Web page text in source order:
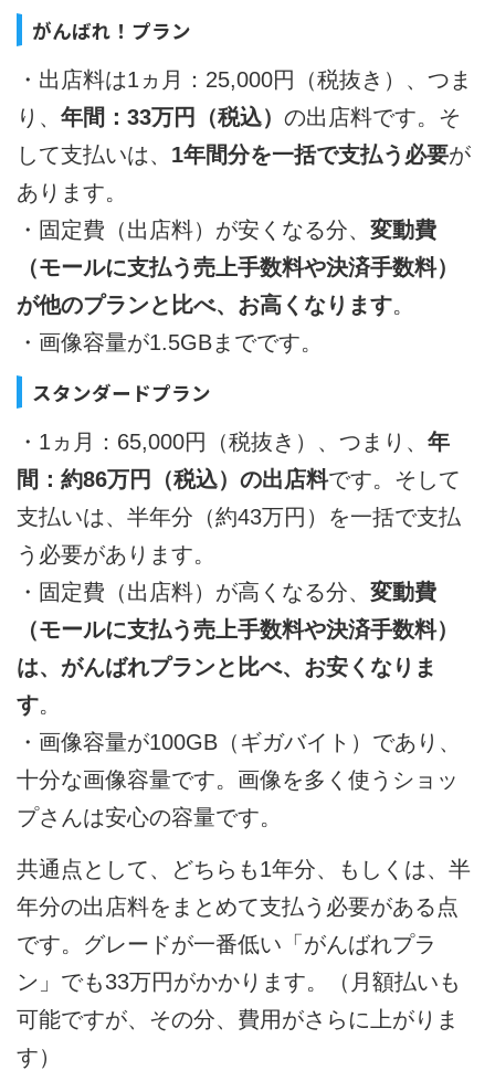
がんばれ！プラン
・出店料は1ヵ月：25,000円（税抜き）、つま
り、 年間：33万円（税込） の出店料です。そ
して支払いは、 1年間分を一括で支払う必要が
あります。
・固定費（出店料）が安くなる分、 変動費
（モールに支払う売上手数料や決済手数料）
が他のプランと比べ、お高くなります。
・画像容量が1.5GBまでです。
スタンダードプラン
・1ヵ月：65,000円（税抜き）、つまり、 年
間：約86万円（税込）の出店料です。そして
支払いは、半年分（約43万円）を一括で支払
う必要があります。
・固定費（出店料）が高くなる分、 変動費
（モールに支払う売上手数料や決済手数料）
は、がんばれプランと比べ、お安くなりま
す。
・画像容量が100GB（ギガバイト）であり、
十分な画像容量です。画像を多く使うショッ
プさんは安心の容量です。
共通点として、どちらも1年分、もしくは、半
年分の出店料をまとめて支払う必要がある点
です。グレードが一番低い「がんばれプラ
ン」でも33万円がかかります。（月額払いも
可能ですが、その分、費用がさらに上がりま
す）